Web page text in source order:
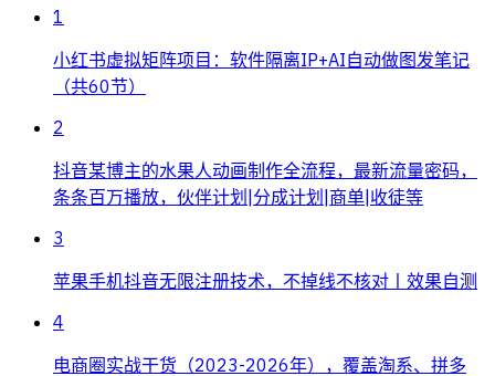
1
小红书虚拟矩阵项目：软件隔离IP+AI自动做图发笔记
（共60节）
2
抖音某博主的水果人动画制作全流程，最新流量密码，
条条百万播放，伙伴计划|分成计划|商单|收徒等
3
苹果手机抖音无限注册技术，不掉线不核对丨效果自测
4
电商圈实战干货（2023-2026年），覆盖淘系、拼多